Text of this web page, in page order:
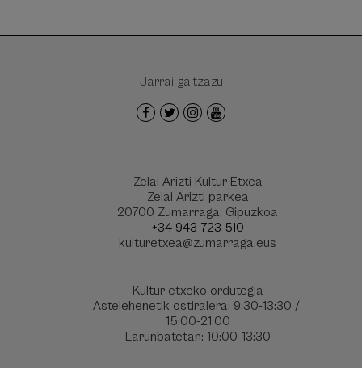
Zelai Arizti Kultur Etxea
Zelai Arizti parkea
20700 Zumarraga, Gipuzkoa
+34 943 723 510
kulturetxea@zumarraga.eus
Kultur etxeko ordutegia
Astelehenetik ostiralera: 9:30-13:30 /
15:00-21:00
Larunbatetan: 10:00-13:30
Jarrai gaitzazu